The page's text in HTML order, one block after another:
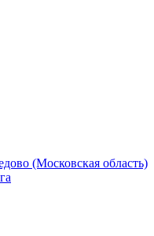
(Московская область)